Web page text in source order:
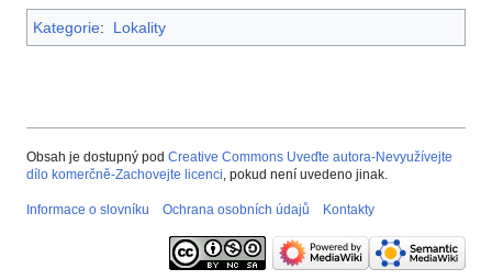
Kategorie: Lokality
Obsah je dostupný pod Creative Commons Uveďte autora-Nevyužívejte
dílo komerčně-Zachovejte licenci, pokud není uvedeno jinak.
Informace o slovníku Ochrana osobních údajů Kontakty